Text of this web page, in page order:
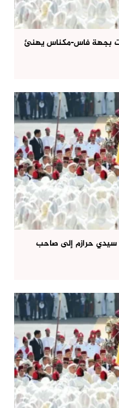
بجهة فاس-مكناس يهنئ
حرازم إلى صاحب